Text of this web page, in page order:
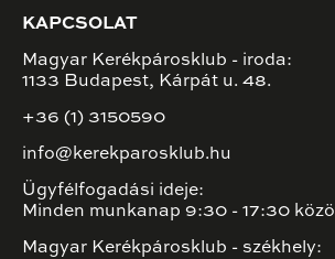
KAPCSOLAT
Magyar Kerékpárosklub - iroda:
1133 Budapest, Kárpát u. 48.
+36 (1) 3150590
info@kerekparosklub.hu
Ügyfélfogadási ideje:
Minden munkanap 9:30 - 17:30
Magyar Kerékpárosklub - székhely: